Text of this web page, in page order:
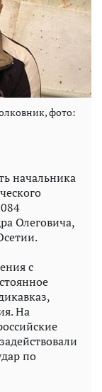
фото:
начальника
Олеговича,
с
На
по